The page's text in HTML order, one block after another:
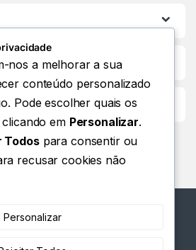
nos a melhorar a sua
conteúdo personalizado
Pode escolher quais os
em Personalizar.
Todospara consentir ou
recusar cookies não
Personalizar